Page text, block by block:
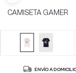
CAMISETA GAMER
ENVÍO A